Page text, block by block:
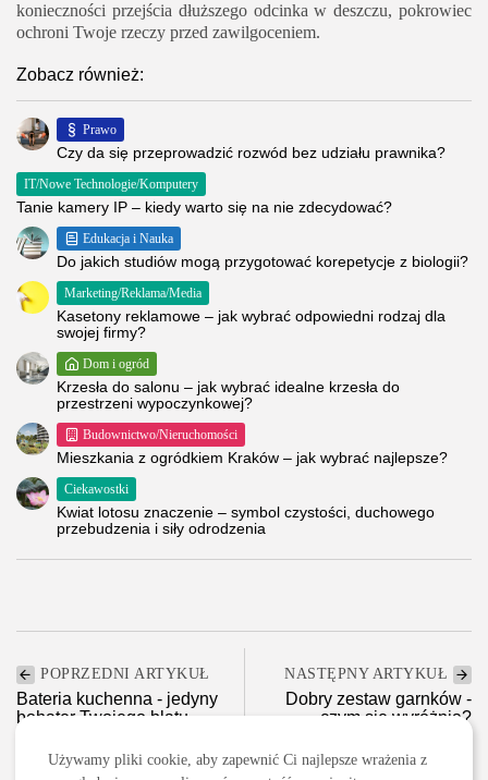
konieczności przejścia dłuższego odcinka w deszczu, pokrowiec
ochroni Twoje rzeczy przed zawilgoceniem.
Zobacz również:
Prawo
Czy da się przeprowadzić rozwód bez udziału prawnika?
IT/Nowe Technologie/Komputery
Tanie kamery IP – kiedy warto się na nie zdecydować?
Edukacja i Nauka
Do jakich studiów mogą przygotować korepetycje z biologii?
Marketing/Reklama/Media
Kasetony reklamowe – jak wybrać odpowiedni rodzaj dla
swojej firmy?
Dom i ogród
Krzesła do salonu – jak wybrać idealne krzesła do
przestrzeni wypoczynkowej?
Budownictwo/Nieruchomości
Mieszkania z ogródkiem Kraków – jak wybrać najlepsze?
Ciekawostki
Kwiat lotosu znaczenie – symbol czystości, duchowego
przebudzenia i siły odrodzenia
POPRZEDNI ARTYKUŁ
Bateria kuchenna - jedyny
bohater Twojego blatu
Dom i ogród
NASTĘPNY ARTYKUŁ
Dobry zestaw garnków -
czym się wyróżnia?
Używamy pliki cookie, aby zapewnić Ci najlepsze wrażenia z